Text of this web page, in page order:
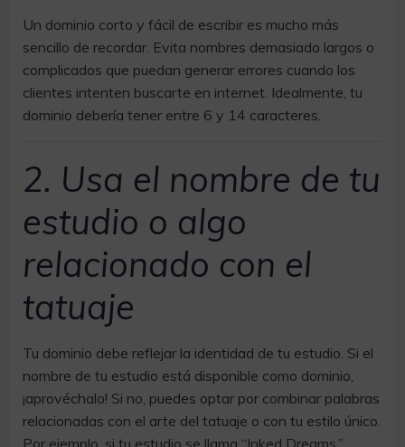
Un dominio corto y fácil de escribir es mucho más
sencillo de recordar. Evita nombres demasiado largos o
complicados que puedan generar errores cuando los
clientes intenten buscarte en internet. Idealmente, tu
dominio debería tener entre 6 y 14 caracteres.
2. Usa el nombre de tu
estudio o algo
relacionado con el
tatuaje
Tu dominio debe reflejar la identidad de tu estudio. Si el
nombre de tu estudio está disponible como dominio,
¡aprovéchalo! Si no, puedes optar por combinar palabras
relacionadas con el arte del tatuaje o con tu estilo único.
Por ejemplo, si tu estudio se llama “Inked Dreams,”